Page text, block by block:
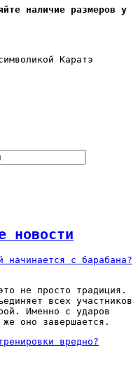
наличие размеров у
Каратэ
новости
начинается с барабана?
не просто традиция.
всех участников
Именно с ударов
оно завершается.
вредно?